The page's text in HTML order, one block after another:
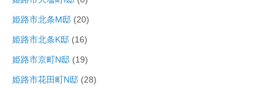
姫路市北条M邸 (20)
姫路市北条K邸 (16)
姫路市京町N邸 (19)
姫路市花田町N邸 (28)